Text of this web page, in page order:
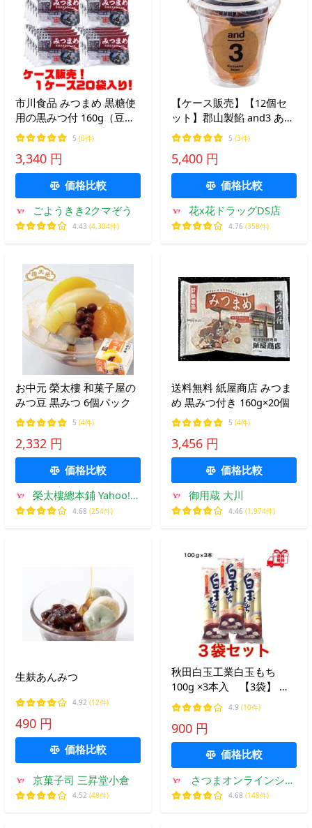
市川食品 みつまめ 黒糖使
用の黒みつ付 160g（豆寒
天130ｇ、黒みつ30ｇ）
×20袋入り
5 (6件)
3,340 円
価格比較
ごようきき2クマぞう
4.43 (4,304件)
【ケース販売】【12個セ
ット】郡山製餡 and3 あん
こ屋のあんみつ 240g
(4972180161108-12)
5 (3件)
5,400 円
価格比較
花x花ドラッグDS店
4.76 (358件)
お中元 榮太樓 和菓子屋の
みつ豆 黒みつ 6個パック
5 (4件)
2,332 円
価格比較
榮太樓總本鋪 Yahoo!シ
ョッピング店
4.68 (254件)
送料無料 紙屋商店 みつま
め 黒みつ付き 160g×20個
5 (4件)
3,456 円
価格比較
御用蔵 大川
4.46 (1,974件)
生麸あんみつ
4.92 (12件)
490 円
価格比較
京菓子司 三昇堂小倉
4.52 (48件)
秋田白玉工業白玉もち
100g ×3本入 【3袋】 あ
んみつ、おしるこ、ぜんざ
い、トッポギやお鍋などに
も
4.9 (10件)
900 円
価格比較
さつまオンラインショ
ップ
4.68 (148件)